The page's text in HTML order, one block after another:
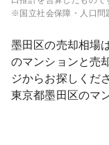
※国立社会保障・人口問
墨田区の売却相場
のマンションと売
ジからお探しくだ
東京都墨田区のマ